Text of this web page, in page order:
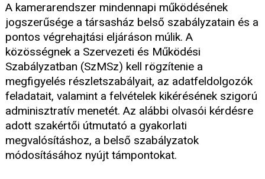
A kamerarendszer mindennapi működésének
jogszerűsége a társasház belső szabályzatain és a
pontos végrehajtási eljáráson múlik. A
közösségnek a Szervezeti és Működési
Szabályzatban (SzMSz) kell rögzítenie a
megfigyelés részletszabályait, az adatfeldolgozók
feladatait, valamint a felvételek kikérésének szigorú
adminisztratív menetét. Az alábbi olvasói kérdésre
adott szakértői útmutató a gyakorlati
megvalósításhoz, a belső szabályzatok
módosításához nyújt támpontokat.